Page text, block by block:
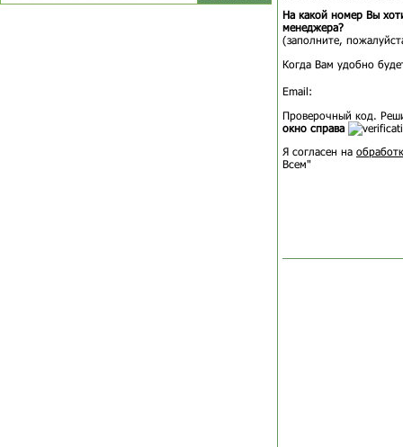
На какой номер Вы
менеджера?
(заполните,
Когда Вам удобно
Email:
Проверочный код.
окно справа
Я согласен на
Всем"